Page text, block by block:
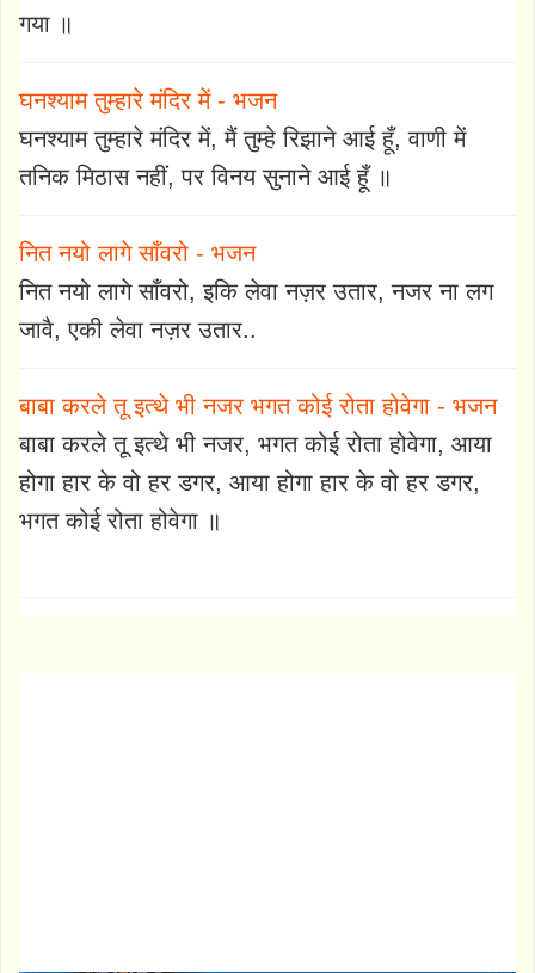
गया ॥
घनश्याम तुम्हारे मंदिर में - भजन
घनश्याम तुम्हारे मंदिर में, मैं तुम्हे रिझाने आई हूँ, वाणी में
तनिक मिठास नहीं, पर विनय सुनाने आई हूँ ॥
नित नयो लागे साँवरो - भजन
नित नयो लागे साँवरो, इकि लेवा नज़र उतार, नजर ना लग
जावै, एकी लेवा नज़र उतार..
बाबा करले तू इत्थे भी नजर भगत कोई रोता होवेगा - भजन
बाबा करले तू इत्थे भी नजर, भगत कोई रोता होवेगा, आया
होगा हार के वो हर डगर, आया होगा हार के वो हर डगर,
भगत कोई रोता होवेगा ॥